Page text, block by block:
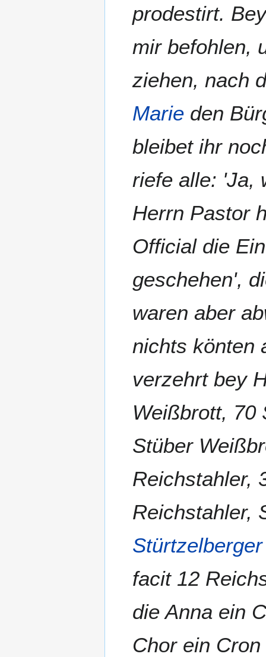
prodestirt.
mir befohlen,
ziehen, nach
Marie den
bleibet ihr
riefe alle: 'Ja,
Herrn Pastor
Official die
geschehen',
waren aber
nichts könten
verzehrt bey
Weißbrott, 70
Stüber
Reichstahler,
Reichstahler,
Stürtzelberger
facit 12
die Anna ein
Chor ein